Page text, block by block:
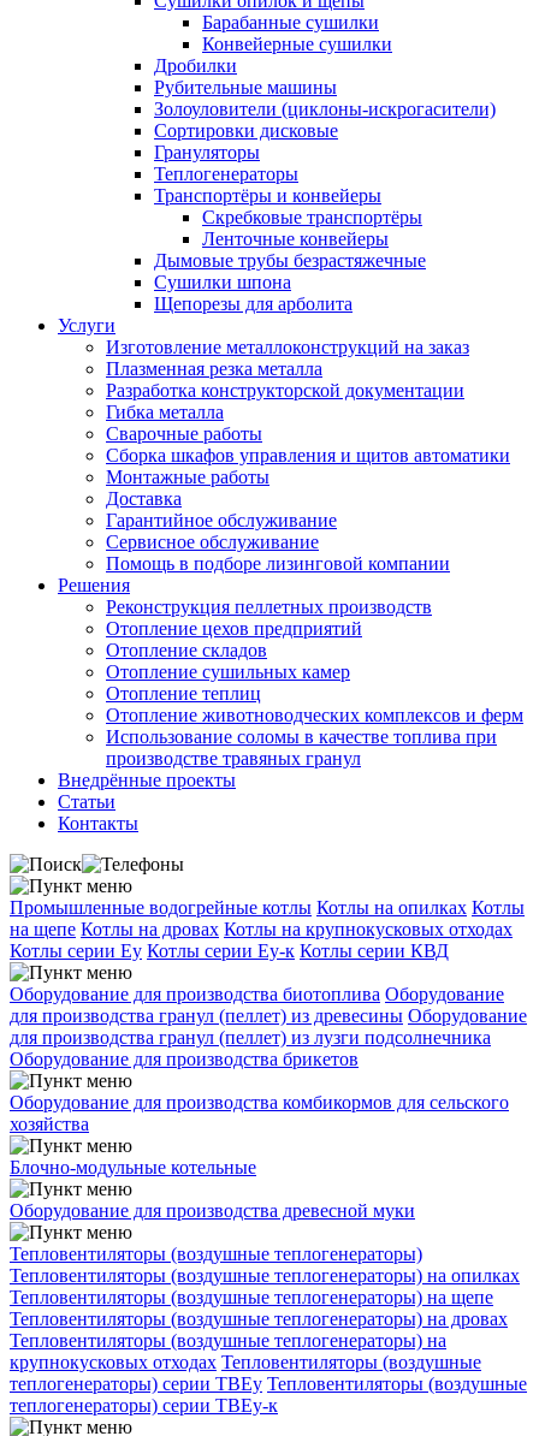
Барабанные сушилки
Конвейерные сушилки
Дробилки
Рубительные машины
Золоуловители (циклоны-искрогасители)
Сортировки дисковые
Грануляторы
Теплогенераторы
Транспортёры и конвейеры
Скребковые транспортёры
Ленточные конвейеры
Дымовые трубы безрастяжечные
Сушилки шпона
Щепорезы для арболита
Услуги
Изготовление металлоконструкций на заказ
Плазменная резка металла
Разработка конструкторской документации
Гибка металла
Сварочные работы
Сборка шкафов управления и щитов автоматики
Монтажные работы
Доставка
Гарантийное обслуживание
Сервисное обслуживание
Помощь в подборе лизинговой компании
Решения
Реконструкция пеллетных производств
Отопление цехов предприятий
Отопление складов
Отопление сушильных камер
Отопление теплиц
Отопление животноводческих комплексов и ферм
Использование соломы в качестве топлива при
производстве травяных гранул
Внедрённые проекты
Статьи
Контакты
Промышленные водогрейные котлы Котлы на опилках Котлы
на щепе Котлы на дровах Котлы на крупнокусковых отходах
Котлы серии Еу Котлы серии Еу-к Котлы серии КВД
Оборудование для производства биотоплива Оборудование
для производства гранул (пеллет) из древесины Оборудование
для производства гранул (пеллет) из лузги подсолнечника
Оборудование для производства брикетов
Оборудование для производства комбикормов для сельского
хозяйства
Блочно-модульные котельные
Оборудование для производства древесной муки
Тепловентиляторы (воздушные теплогенераторы)
Тепловентиляторы (воздушные теплогенераторы) на опилках
Тепловентиляторы (воздушные теплогенераторы) на щепе
Тепловентиляторы (воздушные теплогенераторы) на дровах
Тепловентиляторы (воздушные теплогенераторы) на
крупнокусковых отходах Тепловентиляторы (воздушные
теплогенераторы) серии ТВЕу Тепловентиляторы (воздушные
теплогенераторы) серии ТВЕу-к